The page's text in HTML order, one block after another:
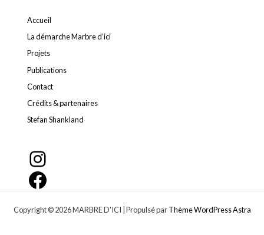
Accueil
La démarche Marbre d’ici
Projets
Publications
Contact
Crédits & partenaires
Stefan Shankland
Copyright © 2026 MARBRE D'ICI | Propulsé parThème WordPress Astra